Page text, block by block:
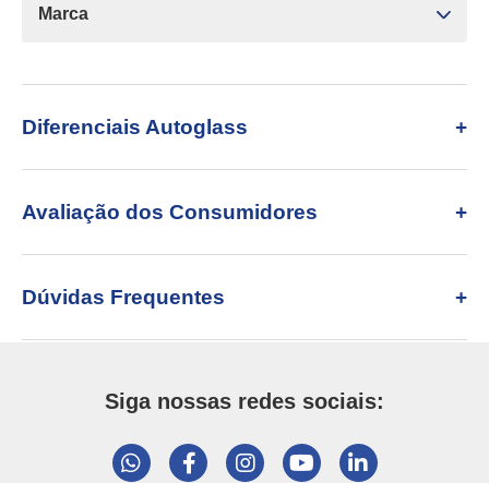
Marca
Diferenciais Autoglass
Avaliação dos Consumidores
Dúvidas Frequentes
Siga nossas redes sociais: